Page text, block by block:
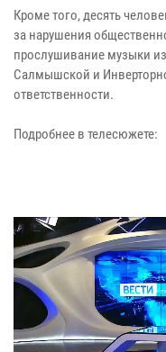
Кроме того, десять
за нарушения
прослушивание музыки
Салмышской и
ответственности.
Подробнее в телесюжете: